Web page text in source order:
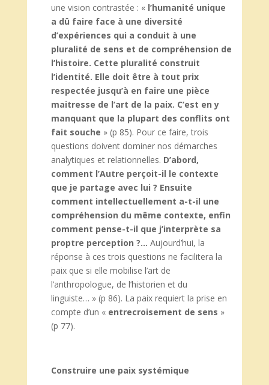
une vision contrastée : « l’humanité unique
a dû faire face à une diversité
d’expériences qui a conduit à une
pluralité de sens et de compréhension de
l’histoire. Cette pluralité construit
l’identité. Elle doit être à tout prix
respectée jusqu’à en faire une pièce
maitresse de l’art de la paix. C’est en y
manquant que la plupart des conflits ont
fait souche » (p 85). Pour ce faire, trois
questions doivent dominer nos démarches
analytiques et relationnelles. D’abord,
comment l’Autre perçoit-il le contexte
que je partage avec lui ? Ensuite
comment intellectuellement a-t-il une
compréhension du même contexte, enfin
comment pense-t-il que j’interprète sa
proptre perception ?… Aujourd’hui, la
réponse à ces trois questions ne facilitera la
paix que si elle mobilise l’art de
l’anthropologue, de l’historien et du
linguiste… » (p 86). La paix requiert la prise en
compte d’un « entrecroisement de sens »
(p 77).
Construire une paix systémique